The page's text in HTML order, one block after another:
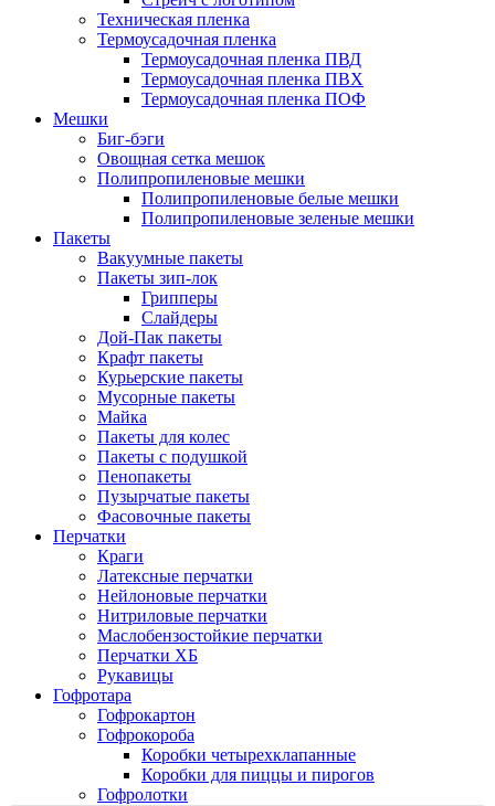
Техническая пленка
Термоусадочная пленка
Термоусадочная пленка ПВД
Термоусадочная пленка ПВХ
Термоусадочная пленка ПОФ
Мешки
Биг-бэги
Овощная сетка мешок
Полипропиленовые мешки
Полипропиленовые белые мешки
Полипропиленовые зеленые мешки
Пакеты
Вакуумные пакеты
Пакеты зип-лок
Грипперы
Слайдеры
Дой-Пак пакеты
Крафт пакеты
Курьерские пакеты
Мусорные пакеты
Майка
Пакеты для колес
Пакеты с подушкой
Пенопакеты
Пузырчатые пакеты
Фасовочные пакеты
Перчатки
Краги
Латексные перчатки
Нейлоновые перчатки
Нитриловые перчатки
Маслобензостойкие перчатки
Перчатки ХБ
Рукавицы
Гофротара
Гофрокартон
Гофрокороба
Коробки четырехклапанные
Коробки для пиццы и пирогов
Гофролотки